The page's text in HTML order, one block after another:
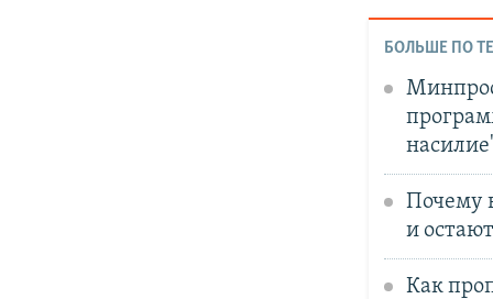
БОЛЬШЕ ПО
Почему
и
Как